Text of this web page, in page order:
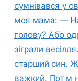
сумнівався у
моя мама: —
голову? Або
зіграли
старший син.
важкий. Потім